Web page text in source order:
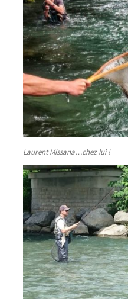
Laurent Missana…chez lui !